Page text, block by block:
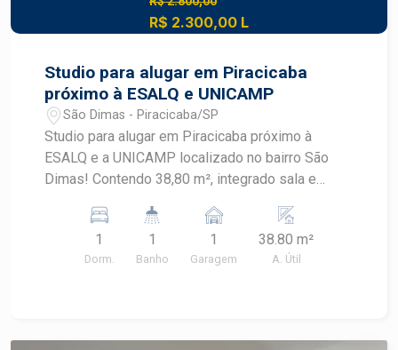
R$ 2.300,00 L
Studio para alugar em Piracicaba
próximo à ESALQ e UNICAMP
São Dimas - Piracicaba/SP
Studio para alugar em Piracicaba próximo à
ESALQ e a UNICAMP localizado no bairro São
Dimas! Contendo 38,80 m², integrado sala e
condicionado, cozinha com armários,1 banheiro,
área de serviço, e 01 vaga de garagem. O
condomínio oferece espaço para coworking,
1
Dorm.
1
Banho
1
Garagem
38.80 m²
A. Útil